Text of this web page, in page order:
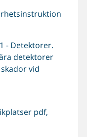
- Detektorer.
detektorer
vid
pdf,